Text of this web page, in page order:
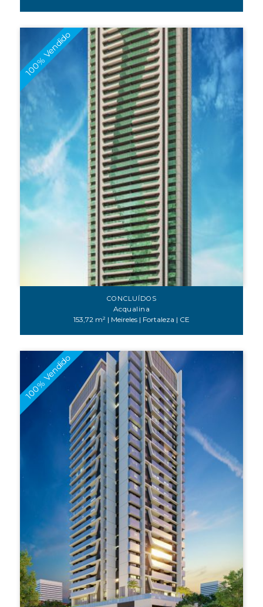
100% Vendido
CONCLUÍDOS
Acqualina
153,72 m² | Meireles | Fortaleza | CE
100% Vendido